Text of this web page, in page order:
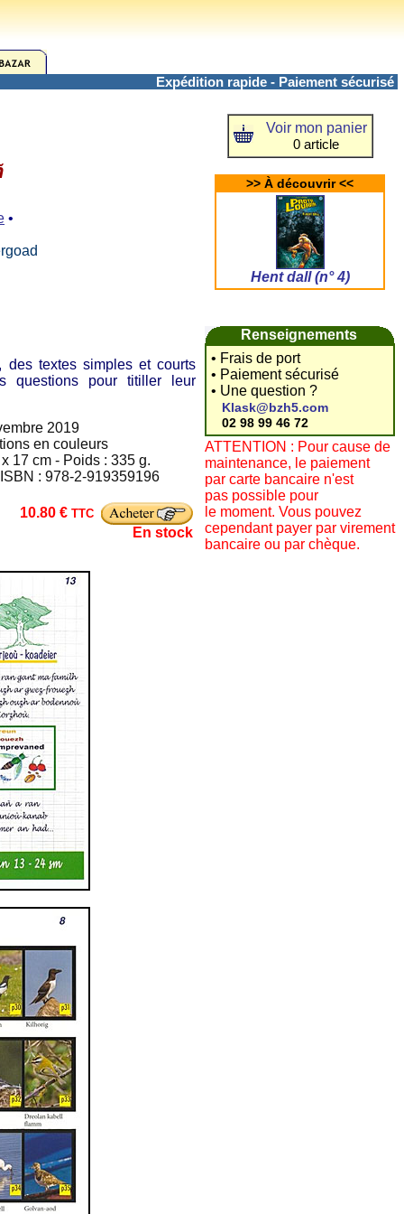
Expédition rapide - Paiement sécurisé
•
des textes simples et courts
questions pour titiller leur
2019
en couleurs
17 cm - Poids : 335 g.
: 978-2-919359196
10.80 € TTC
En stock
Voir mon panier
0 article
>> À découvrir <<
Hent dall (n° 4)
Renseignements
• Frais de port
• Paiement sécurisé
• Une question ?
Klask@bzh5.com
02 98 99 46 72
ATTENTION : Pour cause de
maintenance, le paiement
par carte bancaire n'est
pas possible pour
le moment. Vous pouvez
cependant payer par virement
bancaire ou par chèque.